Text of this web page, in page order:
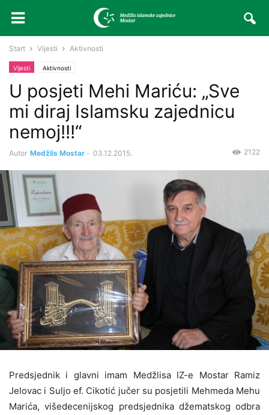
Start Vijesti Aktivnosti
Vijesti Aktivnosti
U posjeti Mehi Mariću: „Sve
mi diraj Islamsku zajednicu
nemoj!!!“
Autor Medžlis Mostar - 03.12.2015. 2122
Predsjednik i glavni imam Medžlisa IZ-e Mostar Ramiz
Jelovac i Suljo ef. Cikotić jučer su posjetili Mehmeda Mehu
Marića, višedecenijskog predsjednika džematskog odbra